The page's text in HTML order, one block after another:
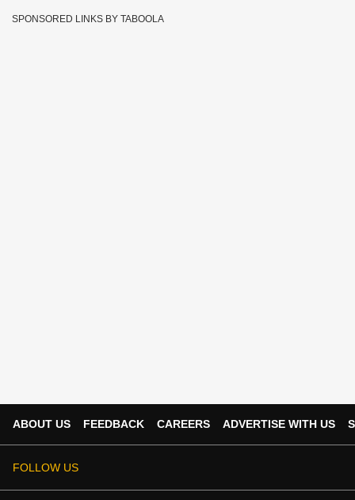
SPONSORED LINKS BY TABOOLA
ABOUT US FEEDBACK CAREERS ADVERTISE WITH US
FOLLOW US